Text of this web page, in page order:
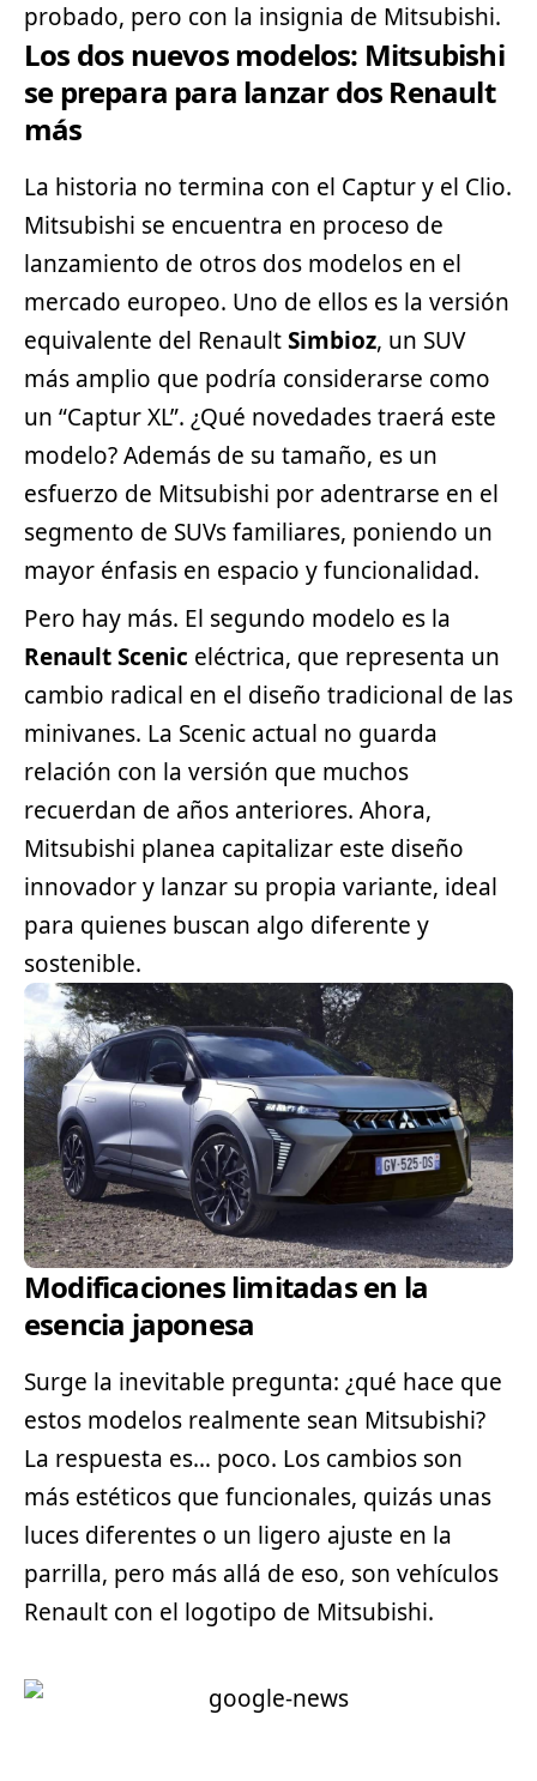
probado, pero con la insignia de Mitsubishi.
Los dos nuevos modelos: Mitsubishi
se prepara para lanzar dos Renault
más
La historia no termina con el Captur y el Clio.
Mitsubishi se encuentra en proceso de
lanzamiento de otros dos modelos en el
mercado europeo. Uno de ellos es la versión
equivalente del RenaultSimbioz, un SUV
más amplio que podría considerarse como
un “Captur XL”. ¿Qué novedades traerá este
modelo? Además de su tamaño, es un
esfuerzo de Mitsubishi por adentrarse en el
segmento de SUVs familiares, poniendo un
mayor énfasis en espacio y funcionalidad.
Pero hay más. El segundo modelo es la
Renault Scenic eléctrica, que representa un
cambio radical en el diseño tradicional de las
minivanes. La Scenic actual no guarda
relación con la versión que muchos
recuerdan de años anteriores. Ahora,
Mitsubishi planea capitalizar este diseño
innovador y lanzar su propia variante, ideal
para quienes buscan algo diferente y
sostenible.
Modificaciones limitadas en la
esencia japonesa
Surge la inevitable pregunta: ¿qué hace que
estos modelos realmente sean Mitsubishi?
La respuesta es… poco. Los cambios son
más estéticos que funcionales, quizás unas
luces diferentes o un ligero ajuste en la
parrilla, pero más allá de eso, son vehículos
Renault con el logotipo de Mitsubishi.